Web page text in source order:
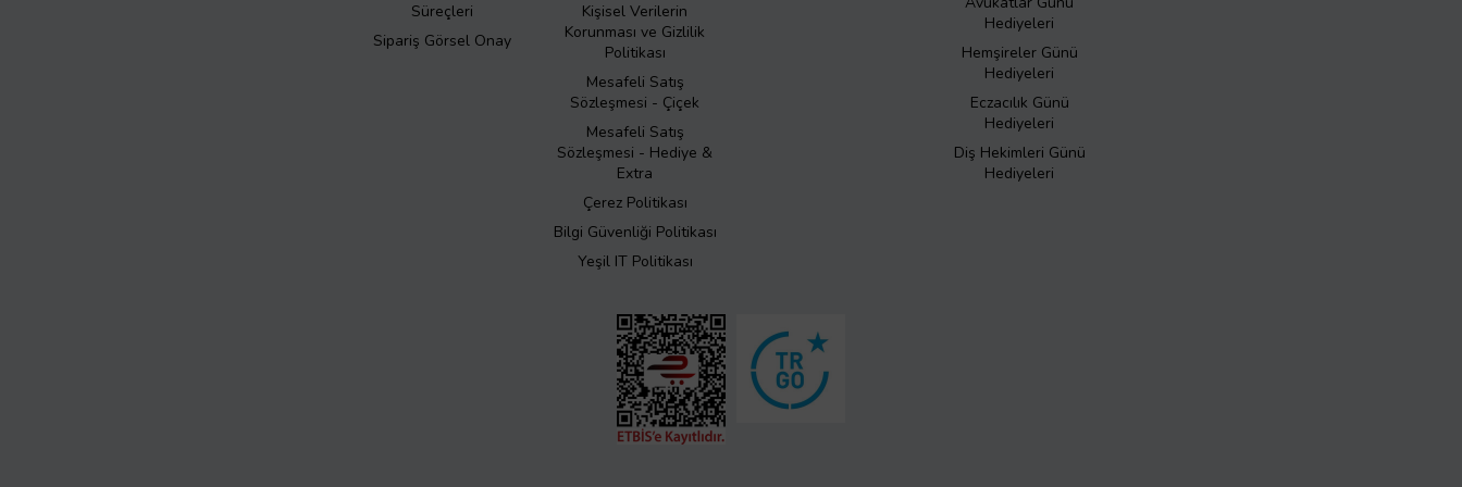
Süreçleri
Sipariş Görsel Onay
Kişisel Verilerin
Korunması ve Gizlilik
Politikası
Mesafeli Satış
Sözleşmesi - Çiçek
Mesafeli Satış
Sözleşmesi - Hediye &
Extra
Çerez Politikası
Bilgi Güvenliği Politikası
Yeşil IT Politikası
Hediyeleri
Hemşireler Günü
Hediyeleri
Eczacılık Günü
Hediyeleri
Diş Hekimleri Günü
Hediyeleri